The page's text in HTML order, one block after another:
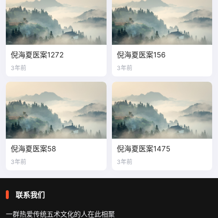
倪海夏医案1272
3年前
倪海夏医案156
3年前
倪海夏医案58
3年前
倪海夏医案1475
3年前
联系我们
一群热爱传统五术文化的人在此相聚